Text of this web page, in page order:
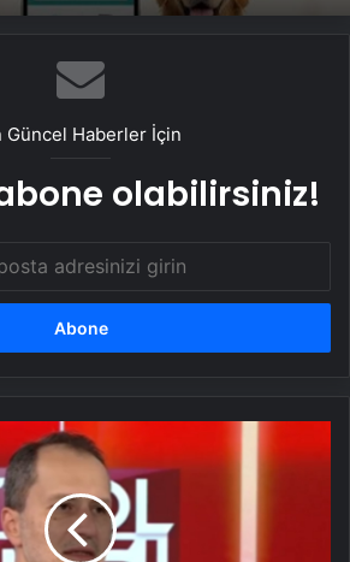
Güncel Haberler İçin
olabilirsiniz!